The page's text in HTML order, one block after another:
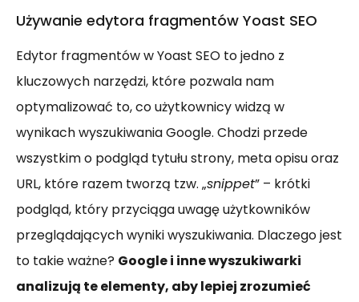
Używanie edytora fragmentów Yoast SEO
Edytor fragmentów w Yoast SEO to jedno z
kluczowych narzędzi, które pozwala nam
optymalizować to, co użytkownicy widzą w
wynikach wyszukiwania Google. Chodzi przede
wszystkim o podgląd tytułu strony, meta opisu oraz
URL, które razem tworzą tzw. „snippet” – krótki
podgląd, który przyciąga uwagę użytkowników
przeglądających wyniki wyszukiwania. Dlaczego jest
to takie ważne? Google i inne wyszukiwarki
analizują te elementy, aby lepiej zrozumieć